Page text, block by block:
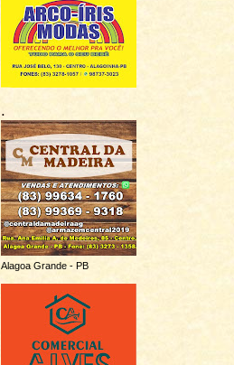
.
Alagoa Grande - PB